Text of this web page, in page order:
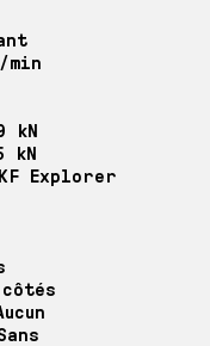
min
kN
kN
Explorer